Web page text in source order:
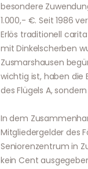
besondere
1.000,- €. Seit 1986
Erlös traditionell
mit Dinkelscherben
Zusmarshausen
wichtig ist, haben die
des Flügels A,
In dem
Mitgliedergelder des
Seniorenzentrum in
kein Cent